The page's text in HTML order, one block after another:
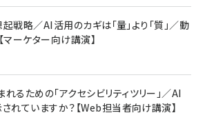
投資家が育休中に１億貯めた株式投資
の成果を最大化する ルールのデザイン
イヤレスイヤホン/アクティブノイズキャンセリ
基準適合】ブラック
Air 各種対応 (1.8m ミッドナイトブラック)
1,890
ポロ 生ビール 黒ラベル 350ml 缶 24本 ビー
ース買い【6/30応募〆切! 黒ラベルビヤセラー
戦略／AI活用のカギは「量」より「質」／動
ーケター向け講演】
るための「アクセシビリティツリー」／AI
れていますか？【Web担当者向け講演】